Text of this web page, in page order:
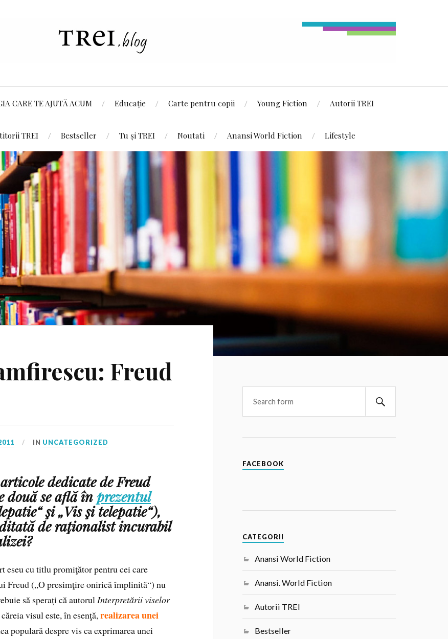
CARE TE AJUTĂ ACUM Educație Carte pentru copii Young Fiction Autorii TREI
TREI Bestseller Tu și TREI Noutati Anansi World Fiction Lifestyle
Freud
IN UNCATEGORIZED
dedicate de Freud
două se află înprezentul
şi „Vis şi telepatie“),
de raţionalist incurabil
eseu cu titlu promiţător pentru cei care
Freud („O presimţire onirică împlinită“) nu
să speraţi că autorulInterpretării viselor
visul este, în esenţă,realizarea unei
populară despre vis ca exprimarea unei
FACEBOOK
CATEGORII
Anansi World Fiction
Anansi. World Fiction
Autorii TREI
Bestseller